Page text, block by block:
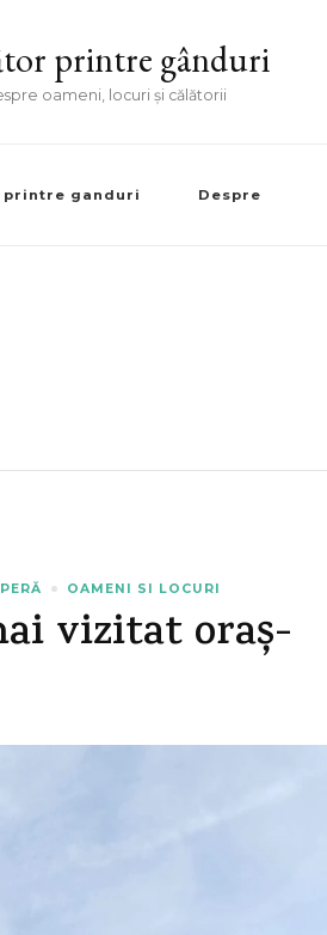
printre gânduri
oameni, locuri și călătorii
printre ganduri Despre
OAMENI SI LOCURI
vizitat oraș-